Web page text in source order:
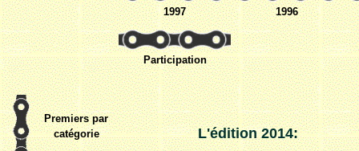
1997 1996
Participation
Premiers par
catégorie
L'édition 2014: